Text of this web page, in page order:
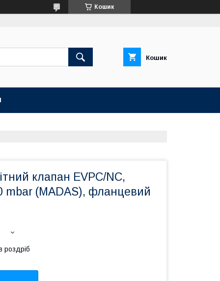
Кошик
Кошик
клапан EVPC/NC,
mbar (MADAS), фланцевий
роздріб